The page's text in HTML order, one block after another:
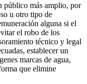
público más amplio, por
u otro tipo de
alguna si el
el robo de los
técnico y legal
establecer un
marcas de agua,
que elimine